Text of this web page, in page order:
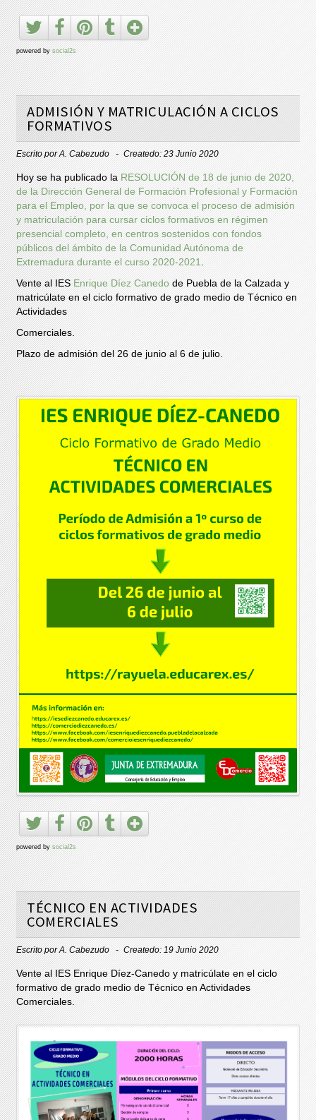
powered bysocial2s
ADMISIÓN Y MATRICULACIÓN A CICLOS
FORMATIVOS
Escrito porA. Cabezudo Createdo: 23 Junio 2020
Hoy se ha publicado la RESOLUCIÓN de 18 de junio de 2020,
de la Dirección General de Formación Profesional y Formación
para el Empleo, por la que se convoca el proceso de admisión
y matriculación para cursar ciclos formativos en régimen
presencial completo, en centros sostenidos con fondos
públicos del ámbito de la Comunidad Autónoma de
Extremadura durante el curso 2020-2021
Vente al IES Enrique Díez Canedo de Puebla de la Calzada y
matricúlate en el ciclo formativo de grado medio de Técnico en
Actividades
Comerciales.
Plazo de admisión del 26 de junio al 6 de julio.
powered bysocial2s
TÉCNICO EN ACTIVIDADES
COMERCIALES
Escrito porA. Cabezudo Createdo: 19 Junio 2020
Vente al IES Enrique Díez-Canedo y matricúlate en el ciclo
formativo de grado medio de Técnico en Actividades
Comerciales.